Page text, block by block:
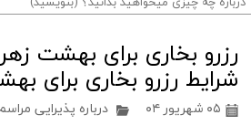
رزرو بخاری برای بهشت
شرایط رزرو بخاری برای
۰۵ شهریور ۰۴
درباره پذیرایی